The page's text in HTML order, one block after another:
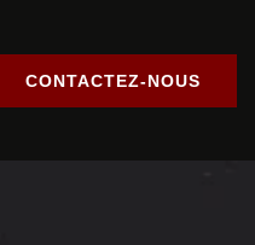
CONTACTEZ-NOUS